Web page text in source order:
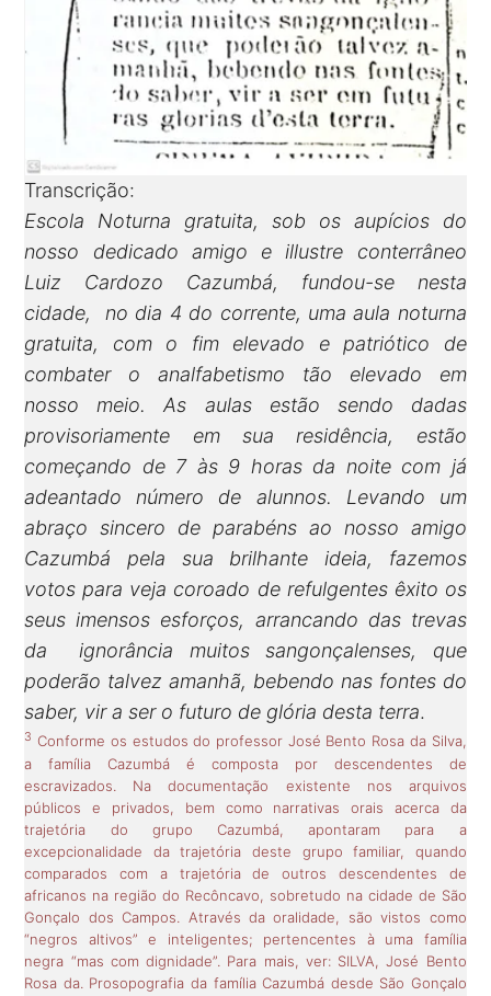
Transcrição:
Escola Noturna gratuita, sob os aupícios do
nosso dedicado amigo e illustre conterrâneo
Luiz Cardozo Cazumbá, fundou-se nesta
cidade, no dia 4 do corrente, uma aula noturna
gratuita, com o fim elevado e patriótico de
combater o analfabetismo tão elevado em
nosso meio. As aulas estão sendo dadas
provisoriamente em sua residência, estão
começando de 7 às 9 horas da noite com já
adeantado número de alunnos. Levando um
abraço sincero de parabéns ao nosso amigo
Cazumbá pela sua brilhante ideia, fazemos
votos para veja coroado de refulgentes êxito os
seus imensos esforços, arrancando das trevas
da ignorância muitos sangonçalenses, que
poderão talvez amanhã, bebendo nas fontes do
saber, vir a ser o futuro de glória desta terra.
3 Conforme os estudos do professor José Bento Rosa da Silva,
a família Cazumbá é composta por descendentes de
escravizados. Na documentação existente nos arquivos
públicos e privados, bem como narrativas orais acerca da
trajetória do grupo Cazumbá, apontaram para a
excepcionalidade da trajetória deste grupo familiar, quando
comparados com a trajetória de outros descendentes de
africanos na região do Recôncavo, sobretudo na cidade de São
Gonçalo dos Campos. Através da oralidade, são vistos como
“negros altivos” e inteligentes; pertencentes à uma família
negra “mas com dignidade”. Para mais, ver: SILVA, José Bento
Rosa da. Prosopografia da família Cazumbá desde São Gonçalo